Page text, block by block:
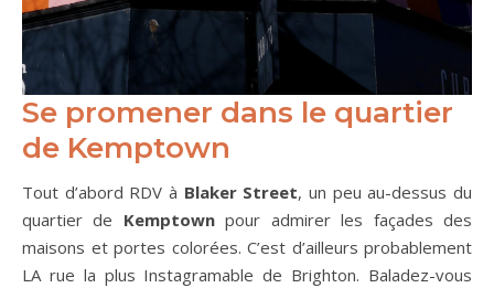
Se promener dans le quartier
de Kemptown
Tout d’abord RDV à Blaker Street, un peu au-dessus du
quartier de Kemptownpour admirer les façades des
maisons et portes colorées. C’est d’ailleurs probablement
LA rue la plus Instagramable de Brighton. Baladez-vous